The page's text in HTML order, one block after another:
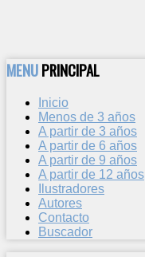
MENUPRINCIPAL
Inicio
Menos de 3 años
A partir de 3 años
A partir de 6 años
A partir de 9 años
A partir de 12 años
Ilustradores
Autores
Contacto
Buscador